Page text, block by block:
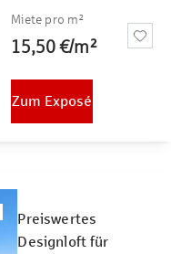
Miete pro m²
15,50 €/m²
Zum Exposé
Preiswertes
Designloft für